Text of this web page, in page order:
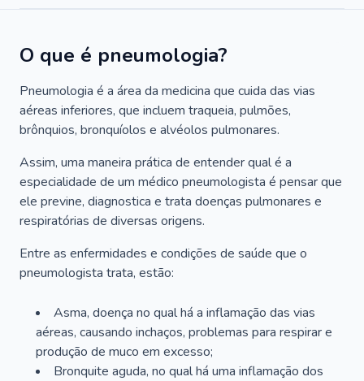
O que é pneumologia?
Pneumologia é a área da medicina que cuida das vias
aéreas inferiores, que incluem traqueia, pulmões,
brônquios, bronquíolos e alvéolos pulmonares.
Assim, uma maneira prática de entender qual é a
especialidade de um médico pneumologista é pensar que
ele previne, diagnostica e trata doenças pulmonares e
respiratórias de diversas origens.
Entre as enfermidades e condições de saúde que o
pneumologista trata, estão:
Asma, doença no qual há a inflamação das vias
aéreas, causando inchaços, problemas para respirar e
produção de muco em excesso;
Bronquite aguda, no qual há uma inflamação dos